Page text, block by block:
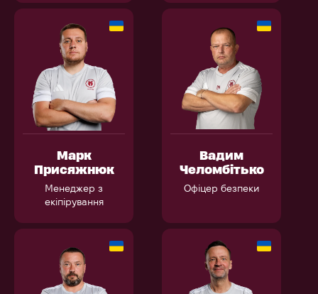
Марк
Присяжнюк
Менеджер з
екіпірування
Вадим
Челомбітько
Офіцер безпеки